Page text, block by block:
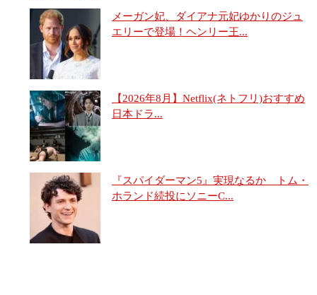
メーガン妃、ダイアナ元妃ゆかりのジュ
エリーで登場！ヘンリー王...
【2026年8月】Netflix(ネトフリ)おすすめ
日本ドラ...
『スパイダーマン5』実現なるか トム・
ホランド続投にソニーC...